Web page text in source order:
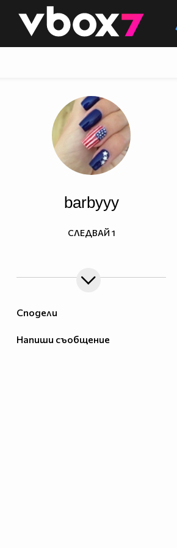
👾
Сподели
Напиши съобщение
barbyyy
СЛЕДВАЙ 1